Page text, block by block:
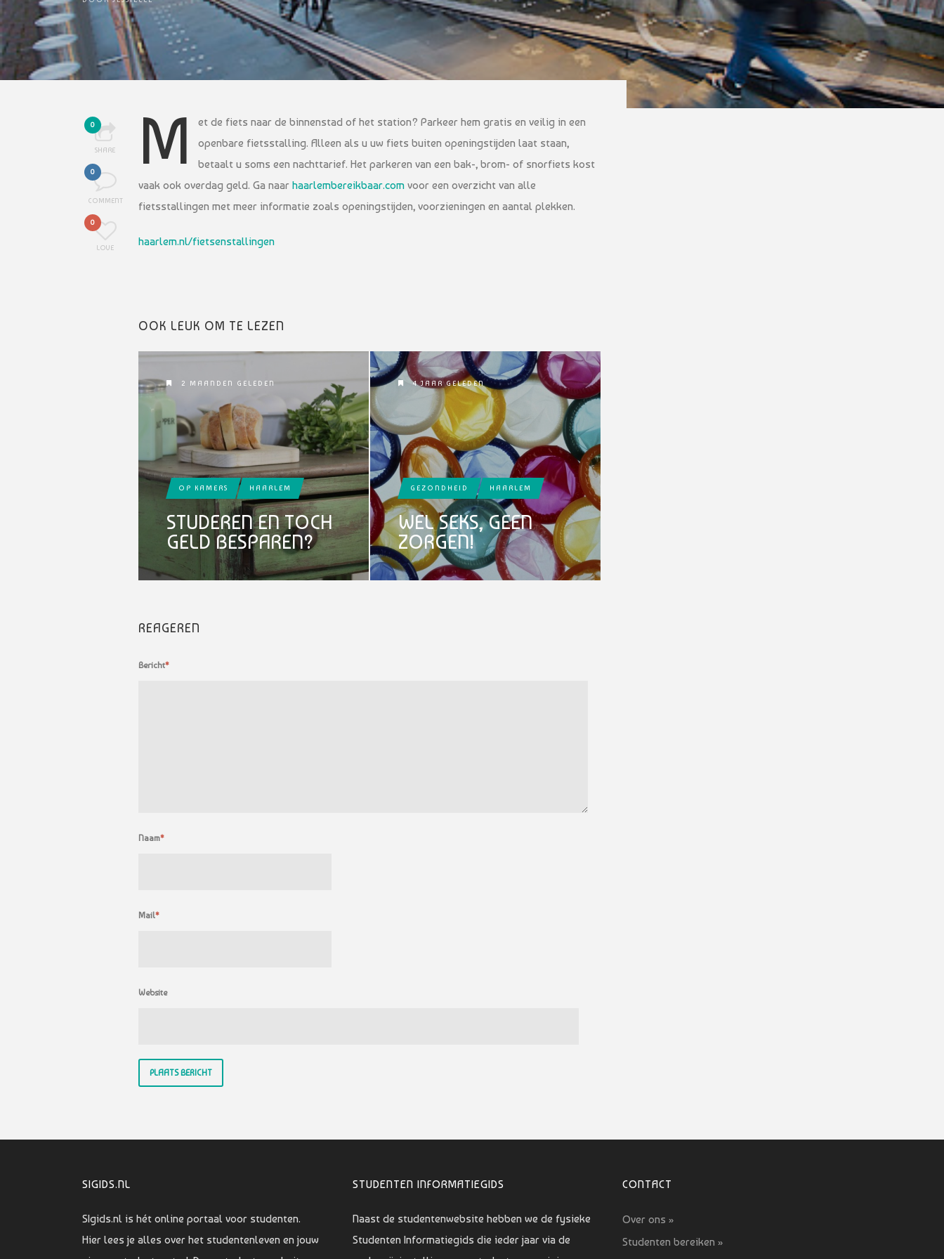
0
SHARE
0
COMMENT
0
LOVE
M
et de fiets naar de binnenstad of het station? Parkeer hem gratis en veilig in een
openbare fietsstalling. Alleen als u uw fiets buiten openingstijden laat staan,
betaalt u soms een nachttarief. Het parkeren van een bak-, brom- of snorfiets kost
vaak ook overdag geld. Ga naar haarlembereikbaar.com voor een overzicht van alle
fietsstallingen met meer informatie zoals openingstijden, voorzieningen en aantal plekken.
haarlem.nl/fietsenstallingen
OOK LEUK OM TE LEZEN
2 MAANDEN GELEDEN
OP KAMERS HAARLEM
STUDEREN EN TOCH
GELD BESPAREN?
4 JAAR GELEDEN
GEZONDHEID HAARLEM
WEL SEKS, GEEN
ZORGEN!
REAGEREN
Bericht*
Naam*
Mail*
Website
SIGIDS.NL
SIgids.nl is hét online portaal voor studenten.
Hier lees je alles over het studentenleven en jouw
STUDENTEN INFORMATIEGIDS
Naast de studentenwebsite hebben we de fysieke
Studenten Informatiegids die ieder jaar via de
CONTACT
Over ons »
Studenten bereiken »